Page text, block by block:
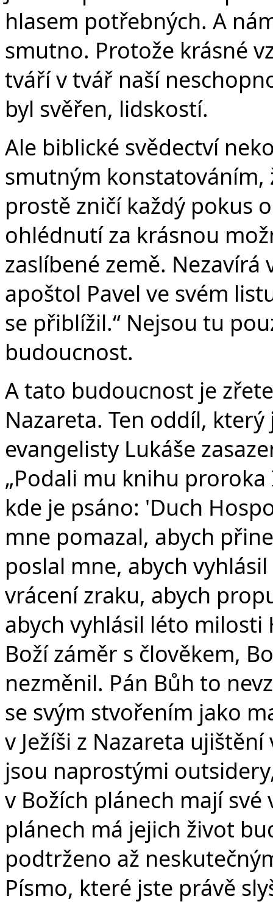
hlasem potřebných. A
smutno. Protože krásné
tváří v tvář naší
byl svěřen, lidskostí.
Ale biblické svědectví
smutným konstatováním,
prostě zničí každý pokus
ohlédnutí za krásnou
zaslíbené země.
apoštol Pavel ve svém
se přiblížil.“ Nejsou tu
budoucnost.
A tato budoucnost je
Nazareta. Ten oddíl,
evangelisty Lukáše
„Podali mu knihu
kde je psáno: 'Duch
mne pomazal, abych
poslal mne, abych
vrácení zraku, abych
abych vyhlásil léto milosti
Boží záměr s člověkem,
nezměnil. Pán Bůh to
se svým stvořením jako
v Ježíši z Nazareta
jsou naprostými
v Božích plánech mají
plánech má jejich život
podtrženo až
Písmo, které jste právě